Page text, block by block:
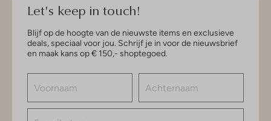
Let's keep in touch!
Blijf op de hoogte van de nieuwste items en exclusieve
deals, speciaal voor jou. Schrijf je in voor de nieuwsbrief
en maak kans op € 150,- shoptegoed.